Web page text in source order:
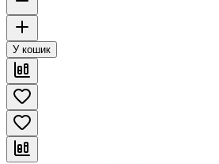
У кошик